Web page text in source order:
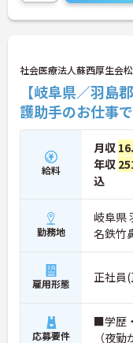
社会医療法人蘇西厚生会
【岐阜県／羽
護助手のお仕事
給料
月収
年収
込
勤務地
岐阜県
名鉄竹
雇用形態 正社員
応募要件
■学歴
（夜勤